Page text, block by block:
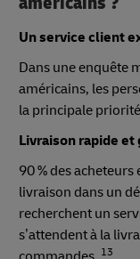
Un service client
Dans une enquête
américains, les
la principale
Livraison rapide et
90 % des
livraison dans un
recherchent un
s’attendent à la
13